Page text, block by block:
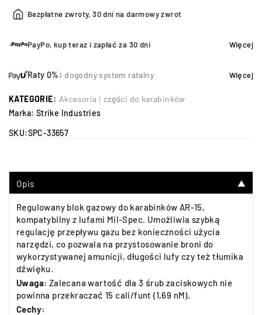
Bezpłatne zwroty, 30 dni na darmowy zwrot
PayPo, kup teraz i zapłać za 30 dni Więcej
Raty 0%: dogodny system ratalny Więcej
KATEGORIE: Akcesoria i części do karabinków
Marka: Strike Industries
SKU:SPC-33657
Opis ▼
Regulowany blok gazowy do karabinków AR-15,
kompatybilny z lufami Mil-Spec. Umożliwia szybką
regulację przepływu gazu bez konieczności użycia
narzędzi, co pozwala na przystosowanie broni do
wykorzystywanej amunicji, długości lufy czy też tłumika
dźwięku.
Uwaga: Zalecana wartość dla 3 śrub zaciskowych nie
powinna przekraczać 15 cali/funt (1,69 nM).
Cechy: